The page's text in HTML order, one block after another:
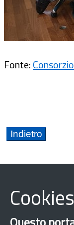
Fonte:
Cookies